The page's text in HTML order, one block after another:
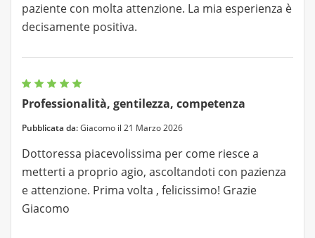
paziente con molta attenzione. La mia esperienza è
decisamente positiva.
Professionalità, gentilezza, competenza
Pubblicata da:Giacomo il 21 Marzo 2026
Dottoressa piacevolissima per come riesce a
metterti a proprio agio, ascoltandoti con pazienza
e attenzione. Prima volta , felicissimo! Grazie
Giacomo